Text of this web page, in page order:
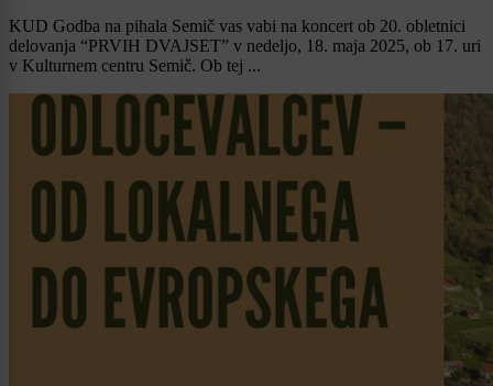
KUD Godba na pihala Semič vas vabi na koncert ob 20. obletnici
delovanja “PRVIH DVAJSET” v nedeljo, 18. maja 2025, ob 17. uri
v Kulturnem centru Semič. Ob tej ...